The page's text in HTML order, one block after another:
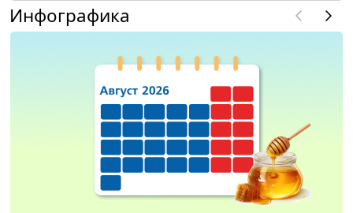
Инфографика